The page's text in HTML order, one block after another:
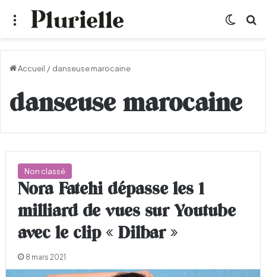
Menu
Accueil / danseuse marocaine
danseuse marocaine
Non classé
Nora Fatehi dépasse les 1
milliard de vues sur Youtube
avec le clip « Dilbar »
8 mars 2021